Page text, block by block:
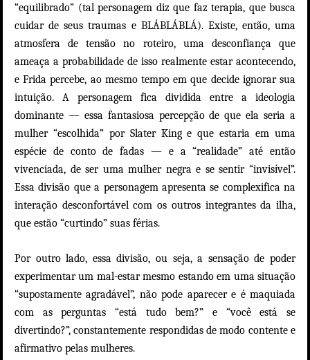
“equilibrado” (tal personagem diz que faz terapia, que busca
cuidar de seus traumas e BLÁBLÁBLÁ). Existe, então, uma
atmosfera de tensão no roteiro, uma desconfiança que
ameaça a probabilidade de isso realmente estar acontecendo,
e Frida percebe, ao mesmo tempo em que decide ignorar sua
intuição. A personagem fica dividida entre a ideologia
dominante — essa fantasiosa percepção de que ela seria a
mulher “escolhida” por Slater King e que estaria em uma
espécie de conto de fadas — e a “realidade” até então
vivenciada, de ser uma mulher negra e se sentir “invisível”.
Essa divisão que a personagem apresenta se complexifica na
interação desconfortável com os outros integrantes da ilha,
que estão “curtindo” suas férias.
Por outro lado, essa divisão, ou seja, a sensação de poder
experimentar um mal-estar mesmo estando em uma situação
“supostamente agradável”, não pode aparecer e é maquiada
com as perguntas “está tudo bem?” e “você está se
divertindo?”, constantemente respondidas de modo contente e
afirmativo pelas mulheres.